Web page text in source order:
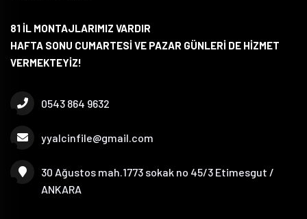
81 İL MONTAJLARIMIZ VARDIR
HAFTA SONU CUMARTESİ VE PAZAR GÜNLERİ DE HİZMET
VERMEKTEYİZ!
0543 864 9632
yyalcinfile@gmail.com
30 Ağustos mah.1773 sokak no 45/3 Etimesgut /
ANKARA